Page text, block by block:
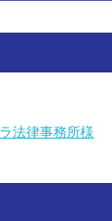
法律事務所様